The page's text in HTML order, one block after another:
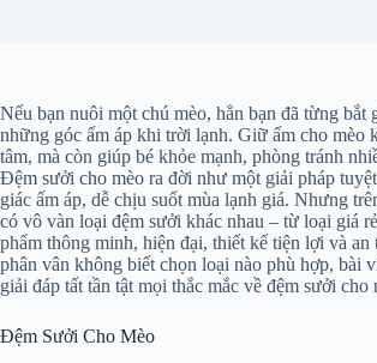
Nếu bạn nuôi một chú mèo, hẳn bạn đã từng bắt
những góc ấm áp khi trời lạnh. Giữ ấm cho mèo
tâm, mà còn giúp bé khỏe mạnh, phòng tránh
Đệm sưởi cho mèo ra đời như một giải pháp
giác ấm áp, dễ chịu suốt mùa lạnh giá. Nhưng
có vô vàn loại đệm sưởi khác nhau – từ loại giá
phẩm thông minh, hiện đại, thiết kế tiện lợi và an
phân vân không biết chọn loại nào phù hợp, bài
giải đáp tất tần tật mọi thắc mắc về đệm sưởi cho
Đệm Sưởi Cho Mèo